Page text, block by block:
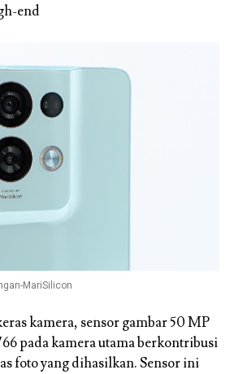
end
MariSilicon
kamera, sensor gambar 50 MP
pada kamera utama berkontribusi
foto yang dihasilkan. Sensor ini